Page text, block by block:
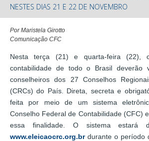
NESTES DIAS 21 E 22 DE NOVEMBRO
Por Maristela Girotto
Comunicação CFC
Nesta terça (21) e quarta-feira (22),
contabilidade de todo o Brasil deverão
conselheiros dos 27 Conselhos
(CRCs) do País. Direta, secreta e
feita por meio de um sistema
Conselho Federal de Contabilidade (CFC)
essa finalidade. O sistema estará
www.eleicaocrc.org.brdurante o período